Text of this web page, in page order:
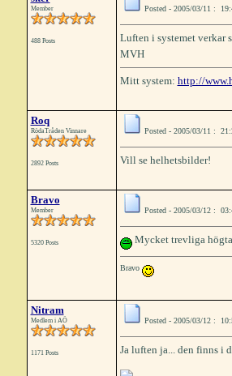
Member
488 Posts
Posted - 2005/03/11 :
Luften i systemet verkar
MVH
Mitt system: http://
Roq
RödaTråden Vinnare
2892 Posts
Posted - 2005/03/11 :
Vill se helhetsbilder!
Bravo
Member
5320 Posts
Posted - 2005/03/12 :
Mycket trevliga
Bravo
Nitram
Medlem i AÖ
1171 Posts
Posted - 2005/03/12 :
Ja luften ja... den finns i